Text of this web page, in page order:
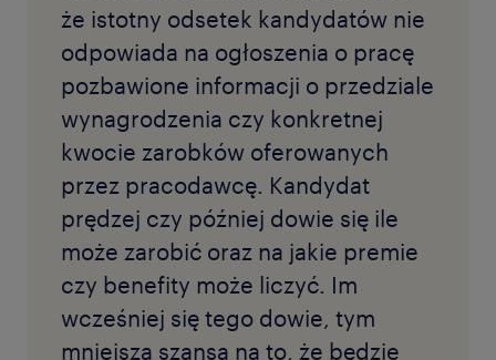
że istotny odsetek kandydatów nie
odpowiada na ogłoszenia o pracę
pozbawione informacji o przedziale
wynagrodzenia czy konkretnej
kwocie zarobków oferowanych
przez pracodawcę. Kandydat
prędzej czy później dowie się ile
może zarobić oraz na jakie premie
czy benefity może liczyć. Im
wcześniej się tego dowie, tym
mniejsza szansa na to, że będzie